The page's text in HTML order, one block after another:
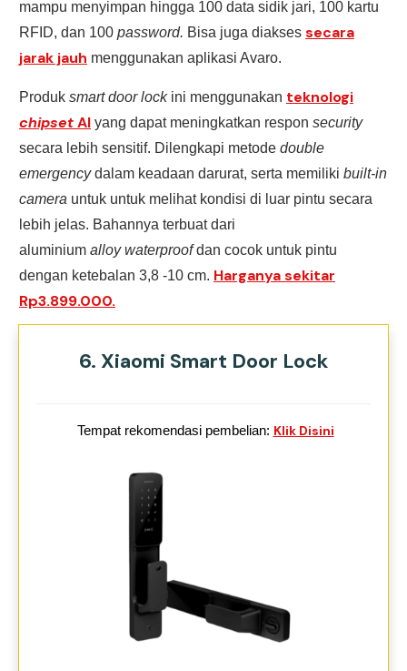
mampu menyimpan hingga 100 data sidik jari, 100 kartu
RFID, dan 100 password. Bisa juga diakses secara
jarak jauh menggunakan aplikasi Avaro.
Produk smart door lock ini menggunakan teknologi
chipsetAI yang dapat meningkatkan respon security
secara lebih sensitif. Dilengkapi metode double
emergencydalam keadaan darurat, serta memiliki built-in
camera untuk untuk melihat kondisi di luar pintu secara
lebih jelas. Bahannya terbuat dari
aluminium alloy waterproofdan cocok untuk pintu
dengan ketebalan 3,8 -10 cm. Harganya sekitar
Rp3.899.000.
6. Xiaomi Smart Door Lock
Tempat rekomendasi pembelian: Klik Disini